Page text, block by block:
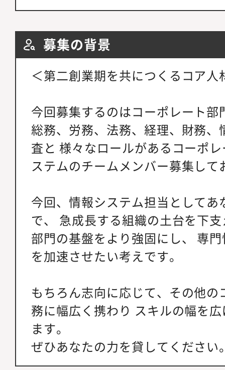
募集の背景
＜第二創業期を共につくるコア人
今回募集するのはコーポレート
総務、労務、法務、経理、財務
査と 様々なロールがあるコーポ
ステムのチームメンバー募集して
今回、情報システム担当として
で、 急成長する組織の土台を下
部門の基盤をより強固にし、 専
を加速させたい考えです。
もちろん志向に応じて、その他
務に幅広く携わり スキルの幅を
ます。
ぜひあなたの力を貸してください